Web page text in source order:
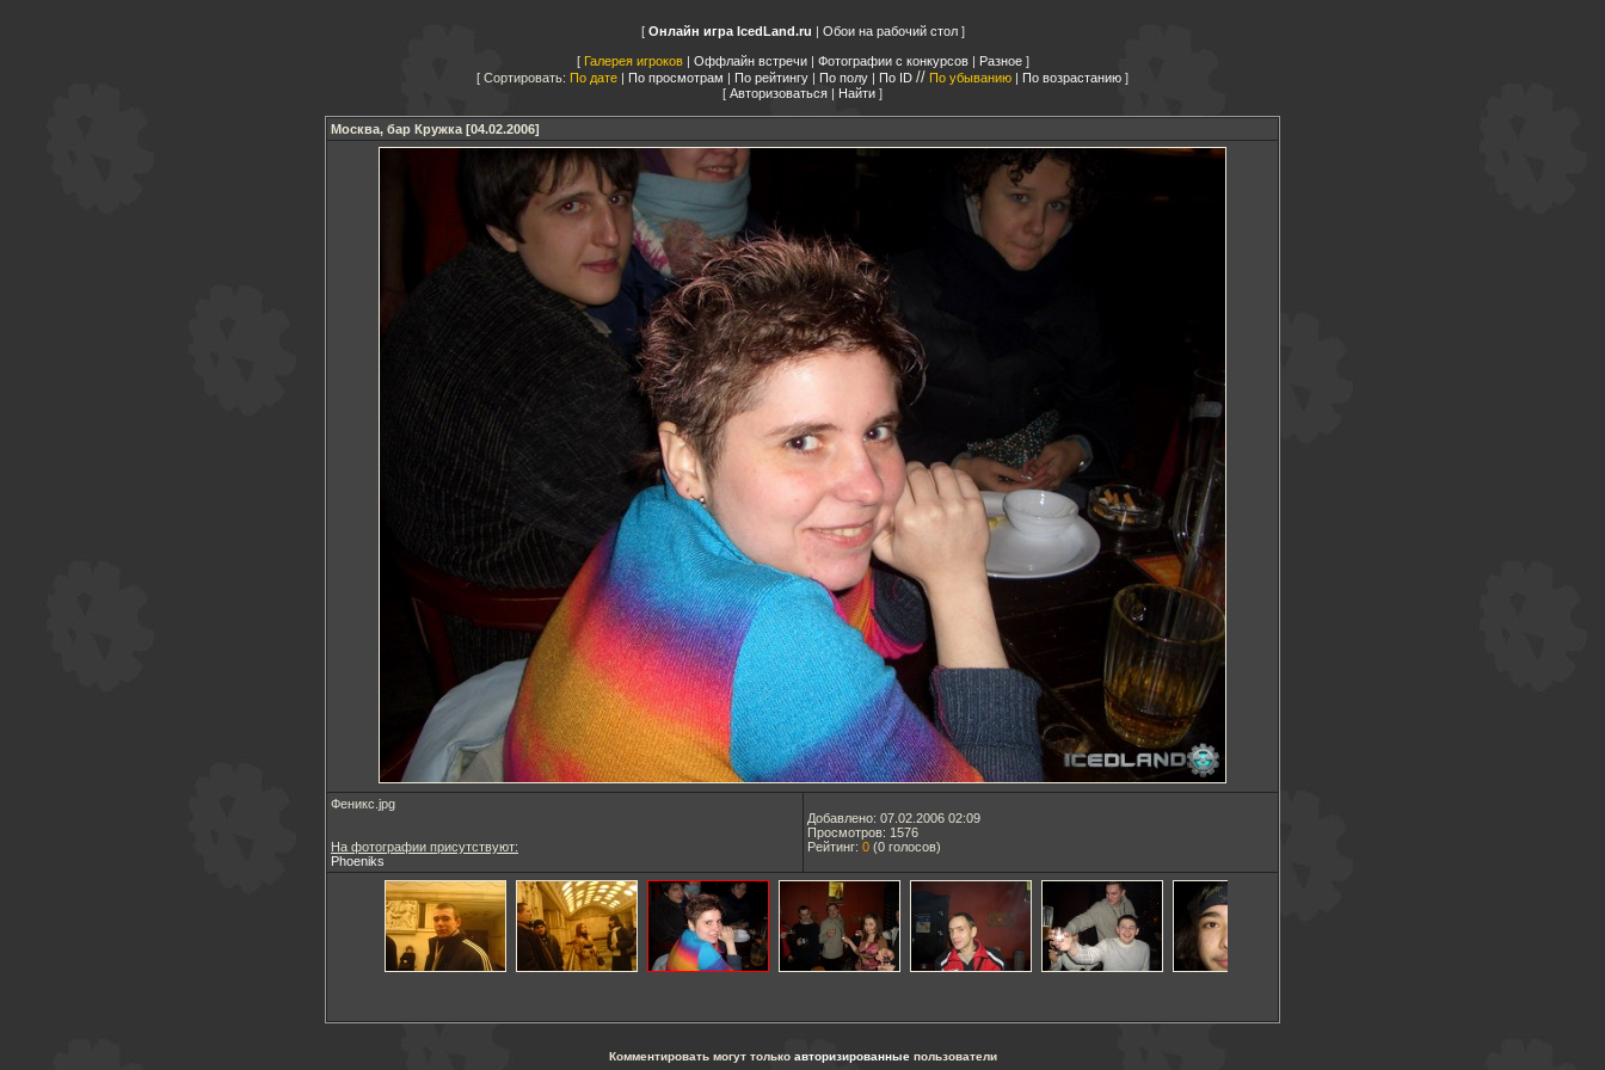
Онлайн игра IcedLand.ru | Обои на рабочий стол
Галерея игроков| Оффлайн встречи| Фотографии с конкурсов| Разное
Сортировать: По дате | По просмотрам | По рейтингу | По полу | По ID // По убыванию | По возрастанию
Авторизоваться | Найти
Москва, бар Кружка [04.02.2006]
Феникс.jpg
На фотографии присутствуют:
Phoeniks
Добавлено: 07.02.2006 02:09
Просмотров: 1576
Рейтинг: 0 (0 голосов)
Комментировать могут только авторизированныепользователи